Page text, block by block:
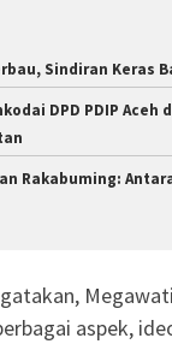
Sindiran Keras
DPD PDIP Aceh
Rakabuming:
aspek,